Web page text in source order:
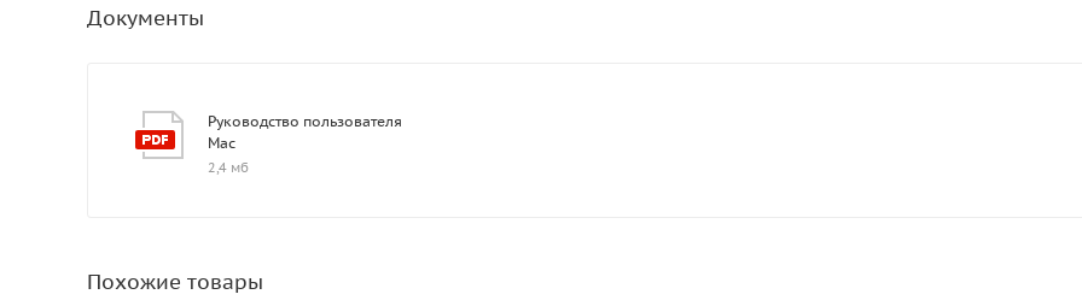
Документы
Руководство пользователя
Mac
2,4 мб
Похожие товары